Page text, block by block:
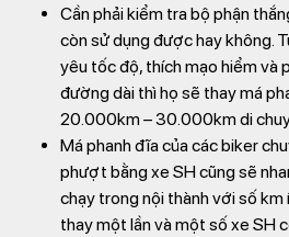
Cần phải kiểm tra bộ phận
còn sử dụng được hay không.
yêu tốc độ, thích mạo hiểm và
đường dài thì họ sẽ thay má
20.000km – 30.000km di
Má phanh đĩa của các biker
phượt bằng xe SH cũng sẽ
chạy trong nội thành với số
thay một lần và một số xe SH